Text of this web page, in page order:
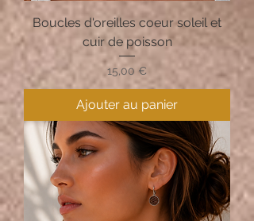
Boucles d'oreilles coeur soleil et
cuir de poisson
Prix
15,00 €
Ajouter au panier